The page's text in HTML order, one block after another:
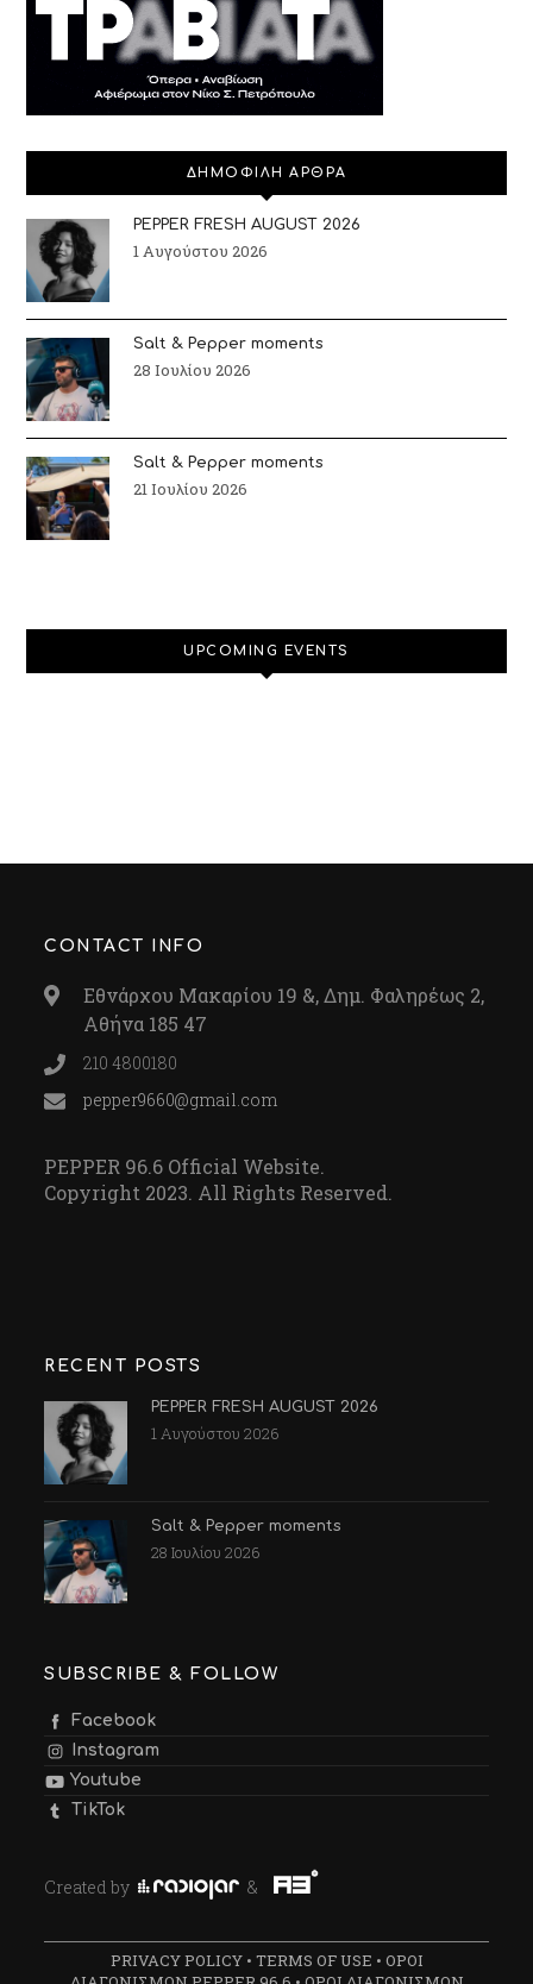
ΔΗΜΟΦΙΛΗ ΑΡΘΡΑ
PEPPER FRESH AUGUST 2026
1 Αυγούστου 2026
Salt & Pepper moments
28 Ιουλίου 2026
Salt & Pepper moments
21 Ιουλίου 2026
UPCOMING EVENTS
CONTACT INFO
Εθνάρχου Μακαρίου 19 &, Δημ. Φαληρέως 2,
Αθήνα 185 47
210 4800180
pepper9660@gmail.com
PEPPER 96.6 Official Website.
Copyright 2023. All Rights Reserved.
RECENT POSTS
PEPPER FRESH AUGUST 2026
1 Αυγούστου 2026
Salt & Pepper moments
28 Ιουλίου 2026
SUBSCRIBE & FOLLOW
Facebook
Instagram
Youtube
TikTok
Created by &
PRIVACY POLICY• TERMS OF USE • ΟΡΟΙ